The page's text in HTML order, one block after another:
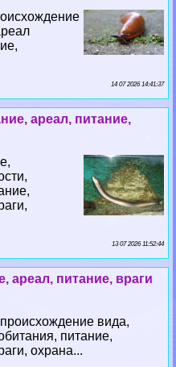
14 07 2026 14:41:37
ареал, питание,
13 07 2026 11:52:44
ареал, питание, враги
вида,
питание,
охрана...